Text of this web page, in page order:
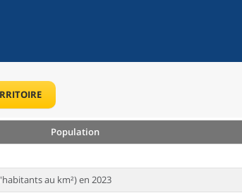
Population
au km²) en 2023